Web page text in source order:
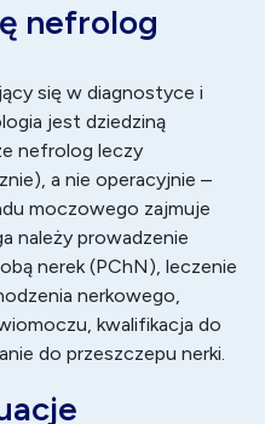
nefrolog
się w diagnostyce i
jest dziedziną
nefrolog leczy
a nie operacyjnie –
moczowego zajmuje
należy prowadzenie
nerek (PChN), leczenie
nerkowego,
kwalifikacja do
do przeszczepu nerki.